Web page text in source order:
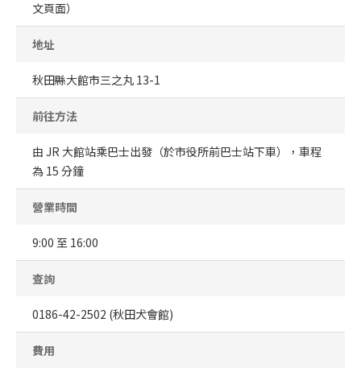
文頁面）
地址
秋田縣大館市三之丸 13-1
前往方法
由 JR 大館站乘巴士出發（於市役所前巴士站下車），車程
為 15 分鐘
營業時間
9:00 至 16:00
查詢
0186-42-2502 (秋田犬會館)
費用